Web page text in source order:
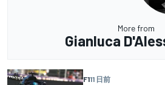
More from
Gianluca
F111 日前